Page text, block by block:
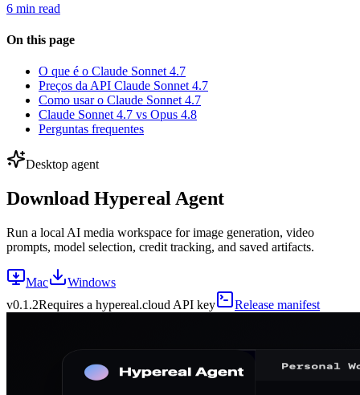
6 min read
On this page
O que é o Claude Sonnet 4.7
Preços da API Claude Sonnet 4.7
Como usar o Claude Sonnet 4.7
Claude Sonnet 4.7 vs Opus 4.8
Perguntas frequentes
Desktop agent
Download Hypereal Agent
Run a local AI media workspace for image generation, video
prompts, model selection, credit tracking, and saved artifacts.
Mac
Windows
v0.1.2Requires a hypereal.cloud API key Release manifest